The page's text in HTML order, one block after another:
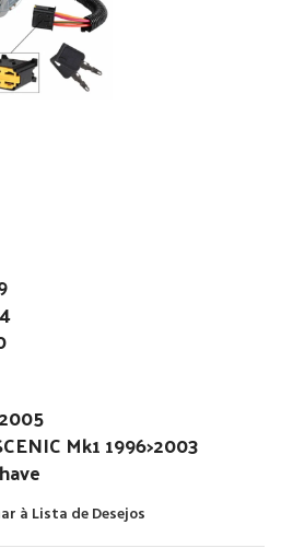
Mk1 1996>2003
à Lista de Desejos